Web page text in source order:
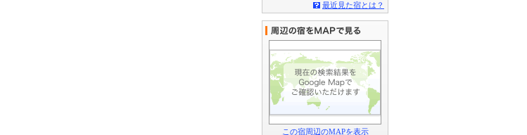
最近見た宿とは？
この宿周辺のMAPを表示